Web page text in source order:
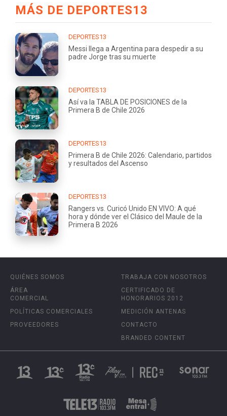
MÁS DE DEPORTES13
DEPORTES13
Messi llega a Argentina para despedir a su
padre Jorge tras su muerte
DEPORTES13
Así va la TABLA DE POSICIONES de la
Primera B de Chile 2026
DEPORTES13
Primera B de Chile 2026: Calendario, partidos
y resultados del Ascenso
DEPORTES13
Rangers vs. Curicó Unido EN VIVO: A qué
hora y dónde ver el Clásico del Maule de la
Primera B 2026
QUIÉNES SOMOS
ÁREA
COMERCIAL
POLÍTICAS COMERCIALES
PROVEEDORES
TRABAJA CON NOSOTROS
CERTIFICADO DE
HONORARIOS 2012
MEDICIÓN ANTENAS
CONTACTO
BRANDED CONTENT